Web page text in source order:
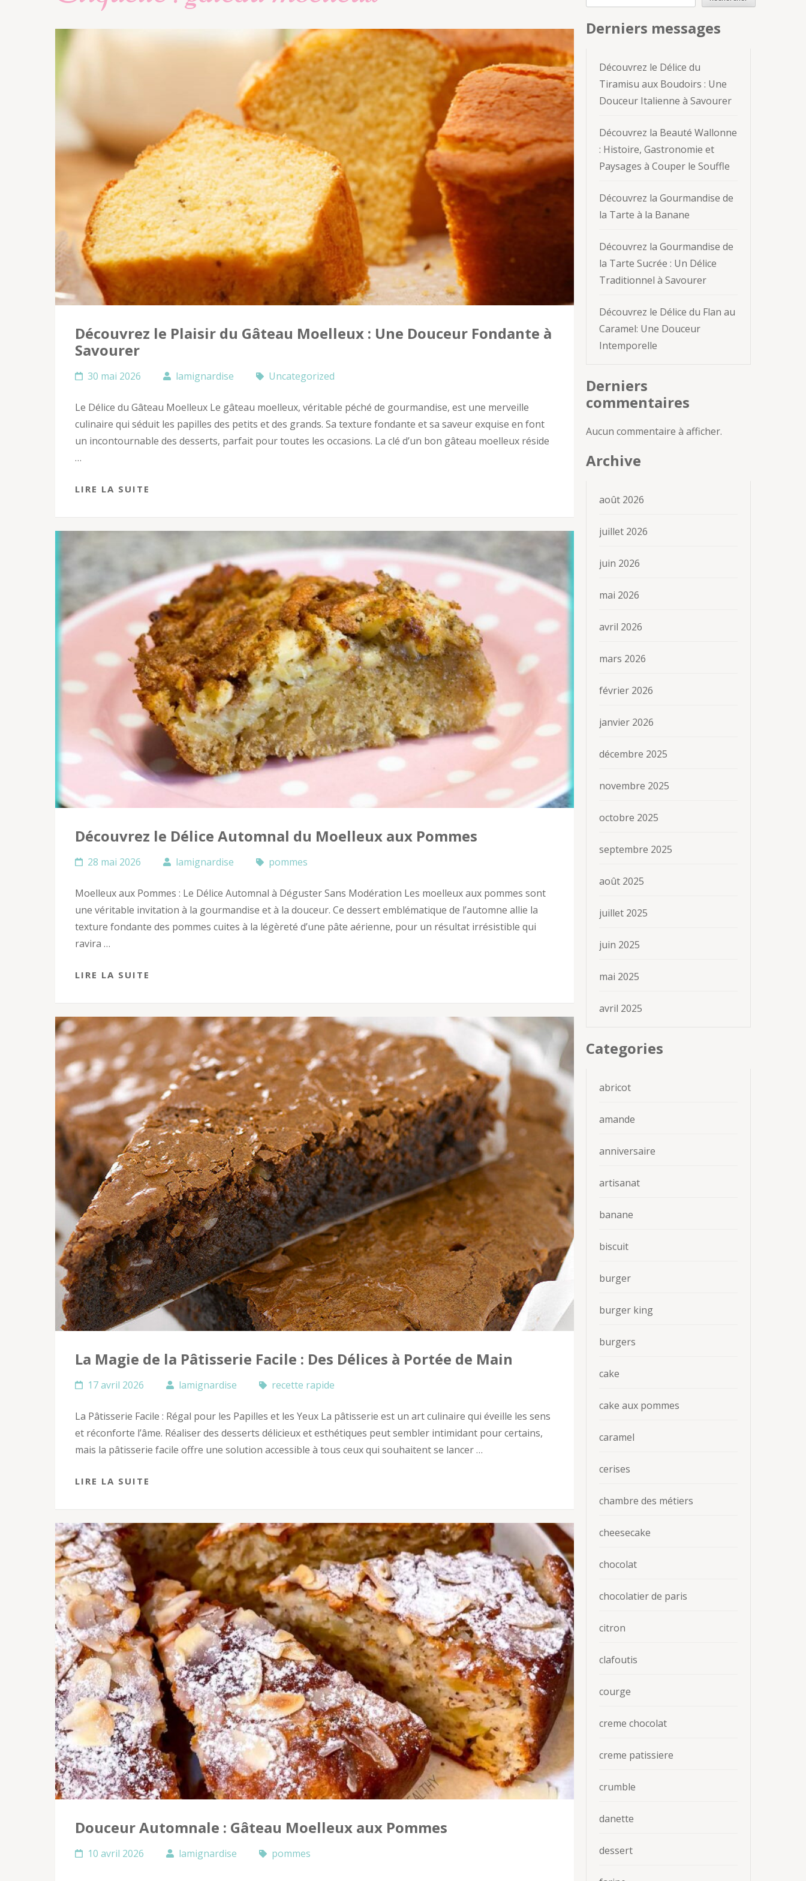
Découvrez le Plaisir du Gâteau Moelleux : Une Douceur Fondante à
Savourer
30 mai 2026 lamignardise Uncategorized
Le Délice du Gâteau Moelleux Le gâteau moelleux, véritable péché de gourmandise, est une merveille
culinaire qui séduit les papilles des petits et des grands. Sa texture fondante et sa saveur exquise en font
un incontournable des desserts, parfait pour toutes les occasions. La clé d’un bon gâteau moelleux réside
…
LIRE LA SUITE
Découvrez le Délice Automnal du Moelleux aux Pommes
28 mai 2026 lamignardise pommes
Moelleux aux Pommes : Le Délice Automnal à Déguster Sans Modération Les moelleux aux pommes sont
une véritable invitation à la gourmandise et à la douceur. Ce dessert emblématique de l’automne allie la
texture fondante des pommes cuites à la légèreté d’une pâte aérienne, pour un résultat irrésistible qui
ravira …
LIRE LA SUITE
La Magie de la Pâtisserie Facile : Des Délices à Portée de Main
17 avril 2026 lamignardise recette rapide
La Pâtisserie Facile : Régal pour les Papilles et les Yeux La pâtisserie est un art culinaire qui éveille les sens
et réconforte l’âme. Réaliser des desserts délicieux et esthétiques peut sembler intimidant pour certains,
mais la pâtisserie facile offre une solution accessible à tous ceux qui souhaitent se lancer …
LIRE LA SUITE
Douceur Automnale : Gâteau Moelleux aux Pommes
10 avril 2026 lamignardise pommes
Derniers messages
Découvrez le Délice du
Tiramisu aux Boudoirs : Une
Douceur Italienne à Savourer
Découvrez la Beauté Wallonne
: Histoire, Gastronomie et
Paysages à Couper le Souffle
Découvrez la Gourmandise de
la Tarte à la Banane
Découvrez la Gourmandise de
la Tarte Sucrée : Un Délice
Traditionnel à Savourer
Découvrez le Délice du Flan au
Caramel: Une Douceur
Intemporelle
Derniers
commentaires
Aucun commentaire à afficher.
Archive
août 2026
juillet 2026
juin 2026
mai 2026
avril 2026
mars 2026
février 2026
janvier 2026
décembre 2025
novembre 2025
octobre 2025
septembre 2025
août 2025
juillet 2025
juin 2025
mai 2025
avril 2025
Categories
abricot
amande
anniversaire
artisanat
banane
biscuit
burger
burger king
burgers
cake
cake aux pommes
caramel
cerises
chambre des métiers
cheesecake
chocolat
chocolatier de paris
citron
clafoutis
courge
creme chocolat
creme patissiere
crumble
danette
dessert